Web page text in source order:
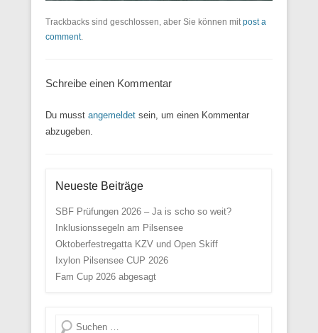
Trackbacks sind geschlossen, aber Sie können mitpost a
comment.
Schreibe einen Kommentar
Du musst angemeldet sein, um einen Kommentar
abzugeben.
Neueste Beiträge
SBF Prüfungen 2026 – Ja is scho so weit?
Inklusionssegeln am Pilsensee
Oktoberfestregatta KZV und Open Skiff
Ixylon Pilsensee CUP 2026
Fam Cup 2026 abgesagt
Suche